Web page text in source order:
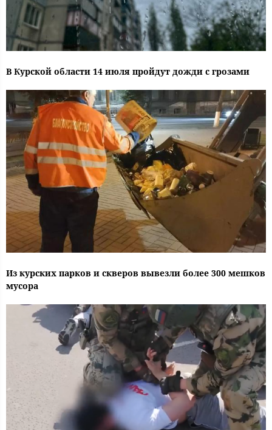
В Курской области 14 июля пройдут дожди с грозами
Из курских парков и скверов вывезли более 300 мешков
мусора